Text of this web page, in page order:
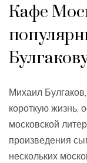
Кафе
Михаил
короткую жизнь,
московской
произведения
нескольких